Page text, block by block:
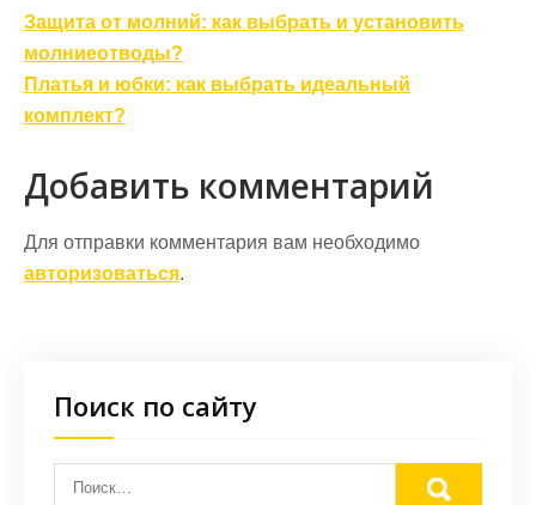
Навигация
по
записям
Защита от молний: как выбрать и установить
молниеотводы?
Платья и юбки: как выбрать идеальный
комплект?
Добавить комментарий
Для отправки комментария вам необходимо
авторизоваться.
Поиск по сайту